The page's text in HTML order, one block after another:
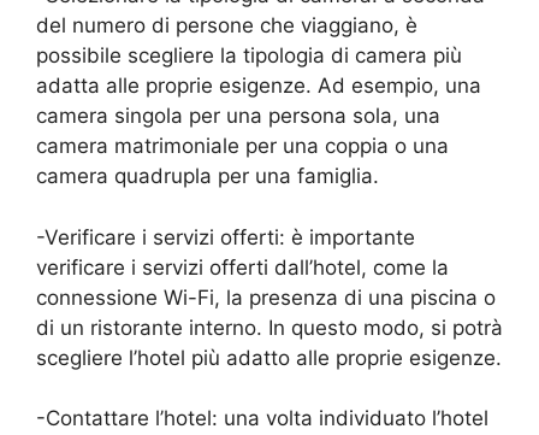
del numero di persone che viaggiano, è
possibile scegliere la tipologia di camera più
adatta alle proprie esigenze. Ad esempio, una
camera singola per una persona sola, una
camera matrimoniale per una coppia o una
camera quadrupla per una famiglia.
-Verificare i servizi offerti: è importante
verificare i servizi offerti dall’hotel, come la
connessione Wi-Fi, la presenza di una piscina o
di un ristorante interno. In questo modo, si potrà
scegliere l’hotel più adatto alle proprie esigenze.
-Contattare l’hotel: una volta individuato l’hotel